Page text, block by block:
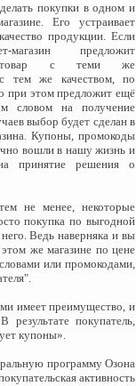
покупки в одном и
Его устраивает
продукции. Если
магазин предложит
товар с теми же
с тем же качеством, по
при этом предложит ещё
словом на получение
выбор будет сделан в
Купоны, промокоды
вошли в нашу жизнь и
принятие решения о
не менее, некоторые
покупка по выгодной
Ведь наверняка и вы
же магазине по цене
или промокодами,
имеет преимущество, и
покупатель,
купоны».
программу Озона
активность